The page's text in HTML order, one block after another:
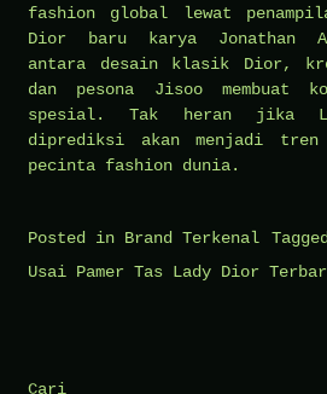
fashion global lewat
Dior baru karya Jonathan
antara desain klasik Dior,
dan pesona Jisoo membuat
spesial. Tak heran jika
diprediksi akan menjadi
pecinta fashion dunia.
Posted in Brand Terkenal
Usai Pamer Tas Lady Dior
Cari